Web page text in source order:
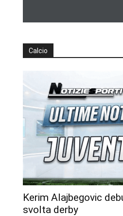
Calcio
Kerim Alajbegovic
svolta derby